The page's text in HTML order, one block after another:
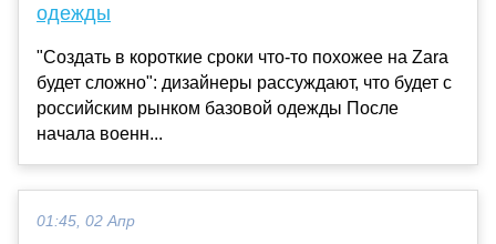
одежды
"Создать в короткие сроки что-то похожее на Zara
будет сложно": дизайнеры рассуждают, что будет с
российским рынком базовой одежды После
начала военн...
01:45, 02 Апр